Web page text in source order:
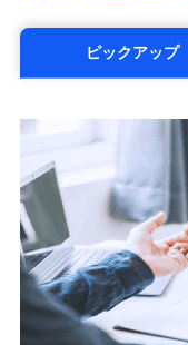
（https://
メットライフ生命
■少額短期保険
株式会社アシロ少
SBIいきいき少額
sedai.com/)
SBIペット少額短
ssi.co.jp/)
SBIリスタ少額短
(https://
ピックアップ